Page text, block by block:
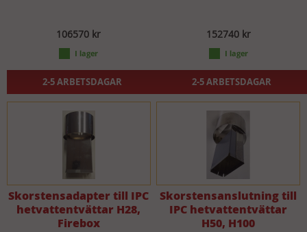
106570 kr
2-5 ARBETSDAGAR
152740 kr
2-5 ARBETSDAGAR
Skorstensadapter till IPC
hetvattentvättar H28,
Firebox
Skorstensanslutning till
IPC hetvattentvättar
H50, H100